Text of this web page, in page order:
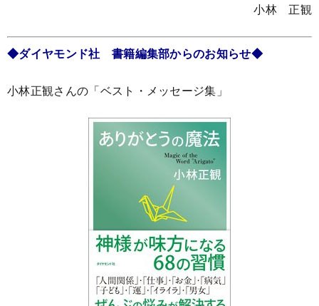
小林 正観
◆ダイヤモンド社 書籍編集部からのお知らせ◆
小林正観さんの「ベスト・メッセージ集」